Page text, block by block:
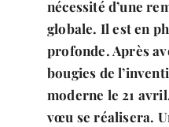
nécessité d’une
globale. Il est en
profonde. Après
bougies de
moderne le 21
vœu se réalisera.